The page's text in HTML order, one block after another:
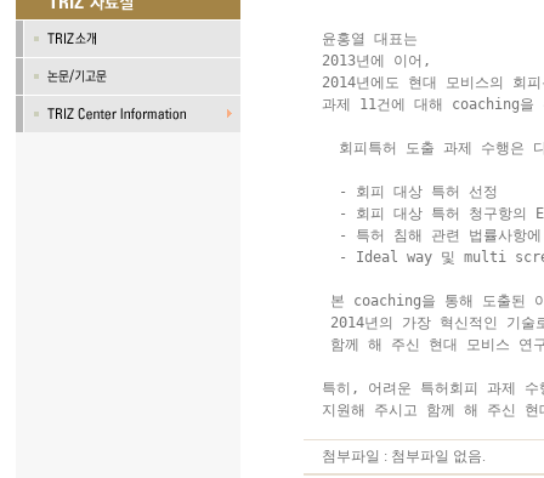
윤홍열 대표는
2013년에 이어,
2014년에도 현대 모비스의 회
과제 11건에 대해 coaching을
회피특허 도출 과제 수행은
  - 회피 대상 특허 선정
- 회피 대상 특허 청구항의
- 특허 침해 관련 법률사항
- Ideal way 및 multi
본 coaching을 통해 도출된
2014년의 가장 혁신적인 기
함께 해 주신 현대 모비스 연
특히, 어려운 특허회피 과제
첨부파일 : 첨부파일 없음.